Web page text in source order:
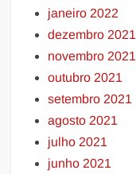
janeiro 2022
dezembro 2021
novembro 2021
outubro 2021
setembro 2021
agosto 2021
julho 2021
junho 2021